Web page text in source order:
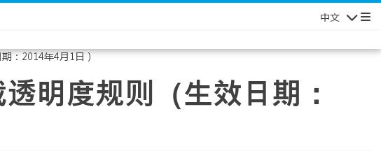
中文
：2014年4月1日）
明度规则（生效日期：